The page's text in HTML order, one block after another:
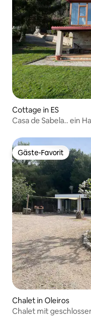
Cottage in ES
Casa de Sabela.. ein
Gäste-Favorit
Gäste-Favorit
Chalet in Oleiros
Chalet mit